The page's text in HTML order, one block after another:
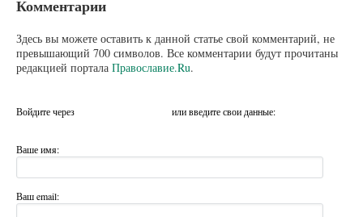
Комментарии
Здесь вы можете оставить к данной статье свой комментарий, не
превышающий 700 символов. Все комментарии будут прочитаны
редакцией портала Православие.Ru.
Войдите через или введите свои данные:
Ваше имя:
Ваш email: